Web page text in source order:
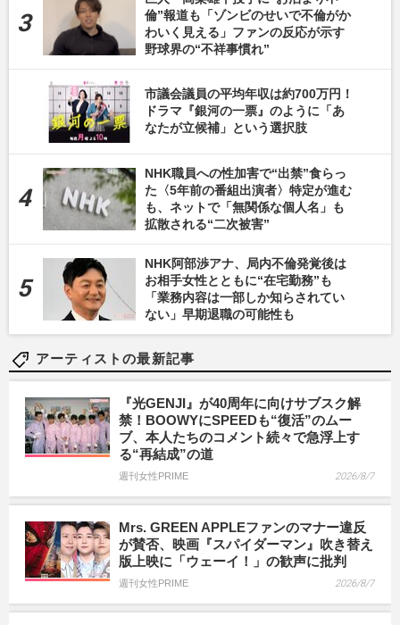
倫”報道も「ゾンビのせいで不倫がか
わいく見える」ファンの反応が示す
野球界の“不祥事慣れ”
市議会議員の平均年収は約700万円！
ドラマ『銀河の一票』のように「あ
なたが立候補」という選択肢
NHK職員への性加害で“出禁”食らっ
た〈5年前の番組出演者〉特定が進む
も、ネットで「無関係な個人名」も
拡散される“二次被害”
NHK阿部渉アナ、局内不倫発覚後は
お相手女性とともに“在宅勤務”も
「業務内容は一部しか知らされてい
ない」早期退職の可能性も
アーティストの最新記事
『光GENJI』が40周年に向けサブスク解
禁！BOOWYにSPEEDも“復活”のムー
ブ、本人たちのコメント続々で急浮上す
る“再結成”の道
週刊女性PRIME 2026/8/7
Mrs. GREEN APPLEファンのマナー違反
が賛否、映画『スパイダーマン』吹き替え
版上映に「ウェーイ！」の歓声に批判
週刊女性PRIME 2026/8/7